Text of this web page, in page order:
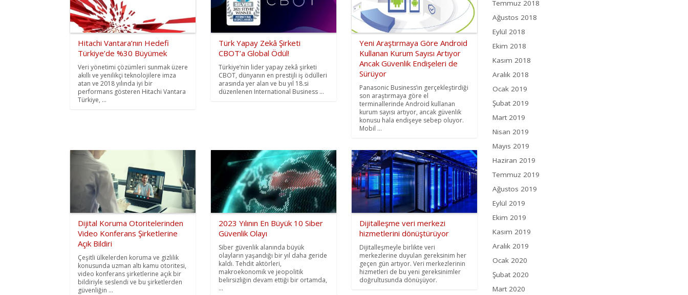
Hitachi Vantara’nın Hedefi
Türkiye’de %30 Büyümek
Veri yönetimi çözümleri sunmak üzere
akıllı ve yenilikçi teknolojilere imza
atan ve 2018 yılında iyi bir
performans gösteren Hitachi Vantara
Türkiye, ...
Türk Yapay Zekâ Şirketi
CBOT’a Global Ödül!
Türkiye’nin lider yapay zekâ şirketi
CBOT, dünyanın en prestijli iş ödülleri
arasında yer alan ve bu yıl 18.si
düzenlenen International Business ...
Yeni Araştırmaya Göre Android
Kullanan Kurum Sayısı Artıyor
Ancak Güvenlik Endişeleri de
Sürüyor
Panasonic Business’ın gerçekleştirdiği
son araştırmaya göre el
terminallerinde Android kullanan
kurum sayısı artıyor, ancak güvenlik
konusu hala endişeye sebep oluyor.
Mobil ...
Dijital Koruma Otoritelerinden
Video Konferans Şirketlerine
Açık Bildiri
Çeşitli ülkelerden koruma ve gizlilik
konusunda uzman altı kamu otoritesi,
video konferans şirketlerine açık bir
bildiriyle seslendi ve bu şirketlerden
güvenliğin ...
2023 Yılının En Büyük 10 Siber
Güvenlik Olayı
Siber güvenlik alanında büyük
olayların yaşandığı bir yıl daha geride
kaldı. Tehdit aktörleri,
makroekonomik ve jeopolitik
belirsizliğin devam ettiği bir ortamda,
...
Dijitalleşme veri merkezi
hizmetlerini dönüştürüyor
Dijitalleşmeyle birlikte veri
merkezlerine duyulan gereksinim her
geçen gün artıyor. Veri merkezlerinin
hizmetleri de bu yeni gereksinimler
doğrultusunda dönüşüyor.
Temmuz 2018
Ağustos 2018
Eylül 2018
Ekim 2018
Kasım 2018
Aralık 2018
Ocak 2019
Şubat 2019
Mart 2019
Nisan 2019
Mayıs 2019
Haziran 2019
Temmuz 2019
Ağustos 2019
Eylül 2019
Ekim 2019
Kasım 2019
Aralık 2019
Ocak 2020
Şubat 2020
Mart 2020